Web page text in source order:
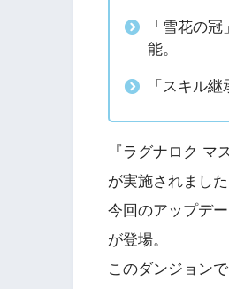
「雪花の
能。
「スキル
『ラグナロク マ
が実施されました
今回のアップデ
が登場。
このダンジョン